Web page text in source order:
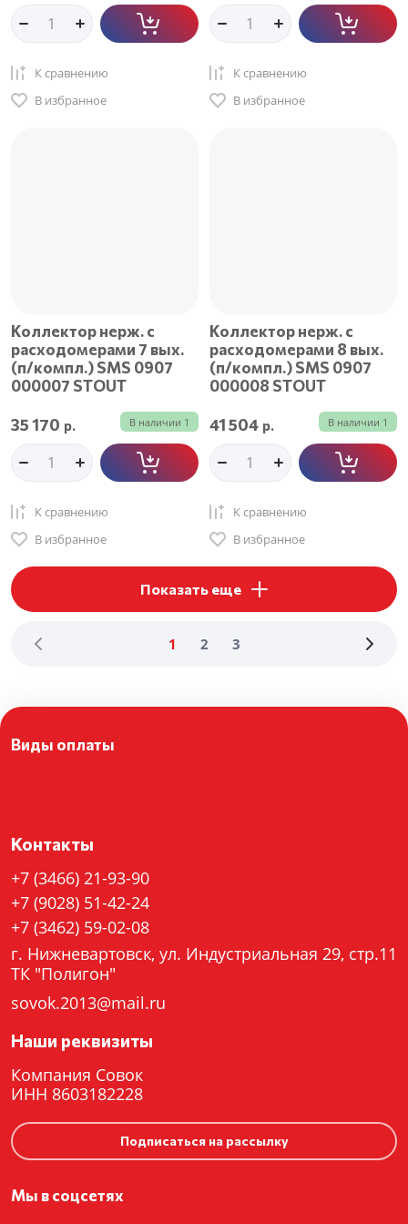
К сравнению
В избранное
К сравнению
В избранное
Коллектор нерж. с
расходомерами 7 вых.
(п/компл.) SMS 0907
000007 STOUT
В наличии 1
35 170 р.
К сравнению
В избранное
Коллектор нерж. с
расходомерами 8 вых.
(п/компл.) SMS 0907
000008 STOUT
В наличии 1
41 504 р.
К сравнению
В избранное
Показать еще
1 2 3
Контакты
+7 (3466) 21-93-90
+7 (9028) 51-42-24
+7 (3462) 59-02-08
г. Нижневартовск, ул. Индустриальная 29, стр.11
ТК "Полигон"
sovok.2013@mail.ru
Наши реквизиты
Компания Совок
ИНН 8603182228
Подписаться на рассылку
Мы в соцсетях
Виды оплаты